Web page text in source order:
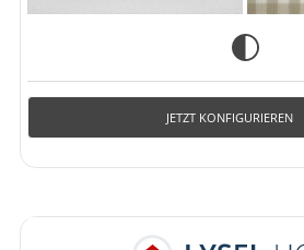
JETZT KONFIGURIEREN